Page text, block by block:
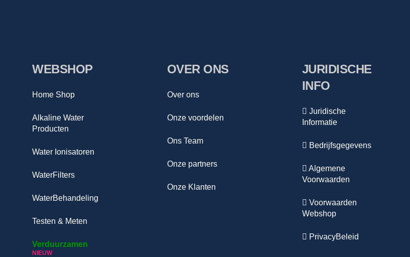
WEBSHOP
Home Shop
Alkaline Water
Producten
Water Ionisatoren
WaterFilters
WaterBehandeling
Testen & Meten
Verduurzamen
NIEUW
OVER ONS
Over ons
Onze voordelen
Ons Team
Onze partners
Onze Klanten
JURIDISCHE
INFO
Juridische
Informatie
Bedrijfsgegevens
Algemene
Voorwaarden
Voorwaarden
Webshop
PrivacyBeleid